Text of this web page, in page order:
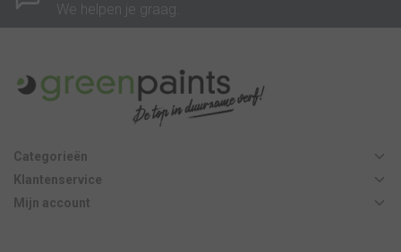
We helpen je graag.
Categorieën
Klantenservice
Mijn account